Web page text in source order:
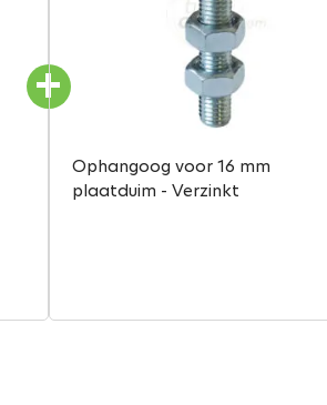
Ophangoog voor 16 mm
plaatduim - Verzinkt